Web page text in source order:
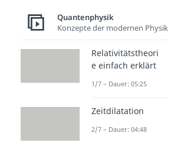
zur Stelle
DieHeisenbergsche
Unschärferelation
Kern“ der
angesehen. Im Jahre
veröffentliche
Quantenphysik
Konzepte der modernen Physik
Relativitätstheori
e einfach erklärt
1/7 – Dauer: 05:25
Zeitdilatation
2/7 – Dauer: 04:48